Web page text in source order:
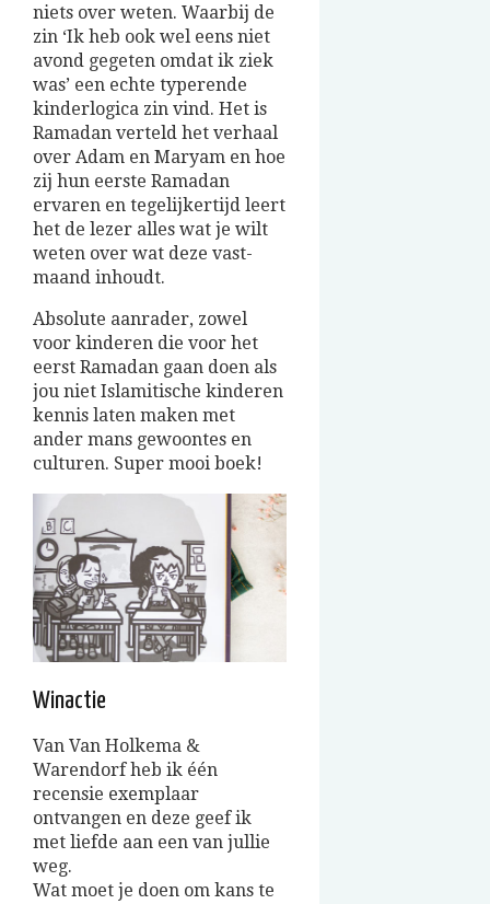
niets over weten. Waarbij de
zin ‘Ik heb ook wel eens niet
avond gegeten omdat ik ziek
was’ een echte typerende
kinderlogica zin vind. Het is
Ramadan verteld het verhaal
over Adam en Maryam en hoe
zij hun eerste Ramadan
ervaren en tegelijkertijd leert
het de lezer alles wat je wilt
weten over wat deze vast-
maand inhoudt.
Absolute aanrader, zowel
voor kinderen die voor het
eerst Ramadan gaan doen als
jou niet Islamitische kinderen
kennis laten maken met
ander mans gewoontes en
culturen. Super mooi boek!
Winactie
Van Van Holkema &
Warendorf heb ik één
recensie exemplaar
ontvangen en deze geef ik
met liefde aan een van jullie
weg.
Wat moet je doen om kans te